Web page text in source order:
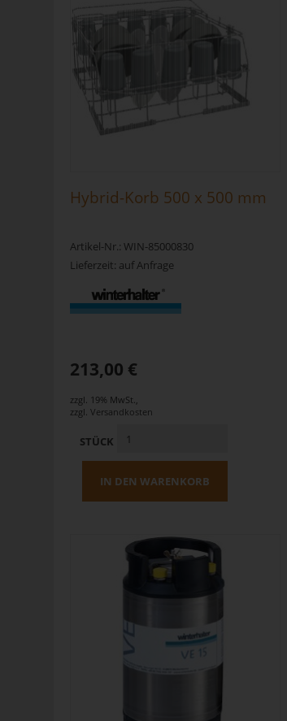
Hybrid-Korb 500 x 500 mm
Artikel-Nr.: WIN-85000830
Lieferzeit: auf Anfrage
213,00 €
zzgl. 19% MwSt.,
zzgl. Versandkosten
STÜCK
IN DEN WARENKORB